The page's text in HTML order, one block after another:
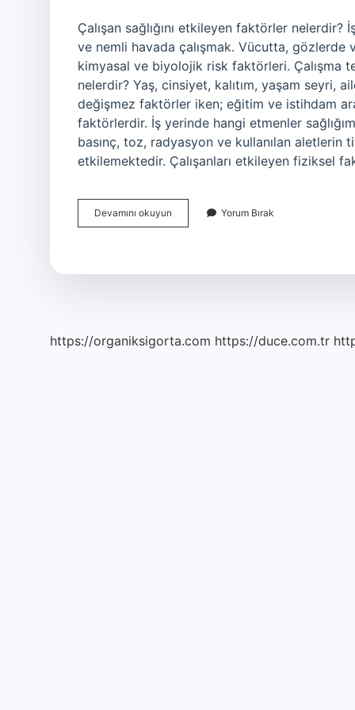
Çalışan sağlığını etkileyen faktörler nelerdir?
ve nemli havada çalışmak. Vücutta,
kimyasal ve biyolojik risk faktörleri. Çalışma
nelerdir? Yaş, cinsiyet, kalıtım, yaşam seyri,
değişmez faktörler iken; eğitim ve istihdam
faktörlerdir. İş yerinde hangi etmenler
basınç, toz, radyasyon ve kullanılan aletlerin
etkilemektedir. Çalışanları etkileyen fiziksel
Devamını okuyun
Sağlığını
Yorum Bırak
https://organiksigorta.com https://duce.com.tr